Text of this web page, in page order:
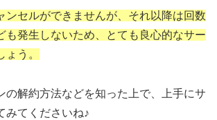
ンセルができませんが、それ以降は回数
も発生しないため、とても良心的なサー
ょう。
の解約方法などを知った上で、上手にサ
みてくださいね♪